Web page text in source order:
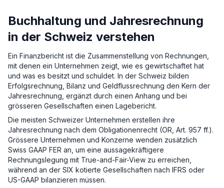
Buchhaltung und Jahresrechnung
in der Schweiz verstehen
Ein Finanzbericht ist die Zusammenstellung von Rechnungen,
mit denen ein Unternehmen zeigt, wie es gewirtschaftet hat
und was es besitzt und schuldet. In der Schweiz bilden
Erfolgsrechnung, Bilanz und Geldflussrechnung den Kern der
Jahresrechnung, ergänzt durch einen Anhang und bei
grösseren Gesellschaften einen Lagebericht.
Die meisten Schweizer Unternehmen erstellen ihre
Jahresrechnung nach dem Obligationenrecht (OR, Art. 957 ff.).
Grössere Unternehmen und Konzerne wenden zusätzlich
Swiss GAAP FER an, um eine aussagekräftigere
Rechnungslegung mit True-and-Fair-View zu erreichen,
während an der SIX kotierte Gesellschaften nach IFRS oder
US-GAAP bilanzieren müssen.